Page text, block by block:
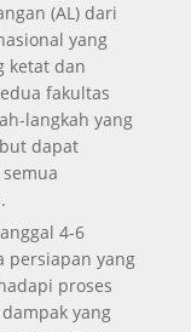
(AL) dari
yang
ketat dan
fakultas
langkah yang
dapat
4-6
persiapan yang
proses
yang